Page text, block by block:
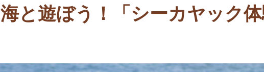
海と遊ぼう！「シーカヤック体